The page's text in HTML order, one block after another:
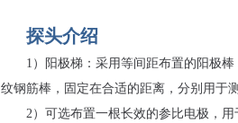
探头介绍
1）阳极梯：采用等间距布置的阳极
纹钢筋棒，固定在合适的距离，分别用于
2）可选布置一根长效的参比电极，用